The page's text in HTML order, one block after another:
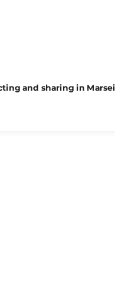
and sharing in